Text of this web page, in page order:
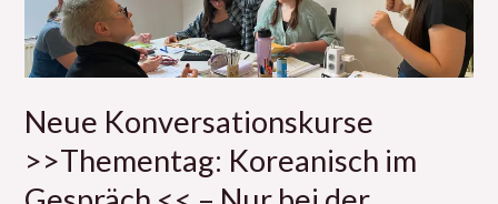
Neue Konversationskurse
>>Thementag: Koreanisch im
Koreanisch
im
Gespräch
–
Nur
bei